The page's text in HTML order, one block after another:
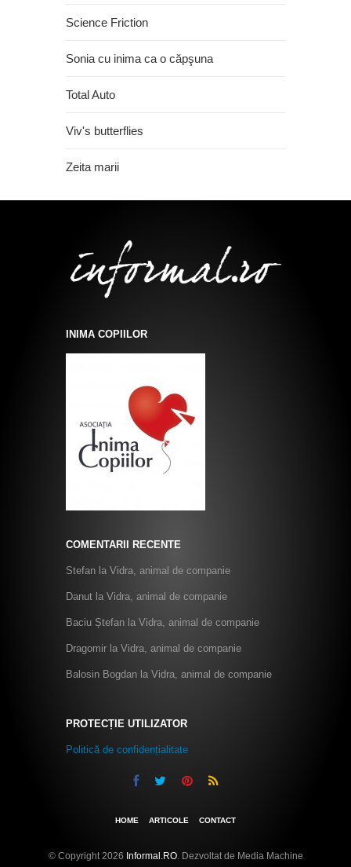
Science Friction
Sonia cu inima ca o căpşuna
Total Auto
Viv's butterflies
Zeita marii
INIMA COPIILOR
COMENTARII RECENTE
Stefan la Vidra, animal de companie
Danut la Vidra, animal de companie
Baciu Ștefan la Vidra, animal de companie
Dragomir la Vidra, animal de companie
Balosin Bogdan la Vidra, animal de companie
PROTECȚIE UTILIZATOR
Politică de confidențialitate
HOME ARTICOLE CONTACT
© Copyright 2026 Informal.RO. Dezvoltat de Media Machine